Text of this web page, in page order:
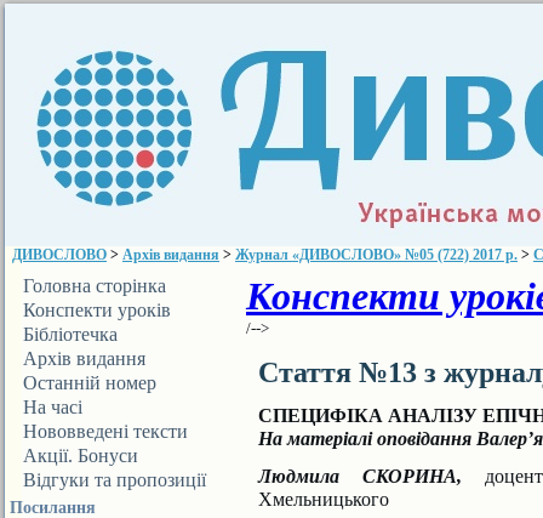
ДИВОСЛОВО > Архів видання > Журнал «ДИВОСЛОВО» №05 (722) 2017 р. >
Головна сторінка
Конспекти уроків
Бібліотечка
ДИВОСЛОВА
Архів видання
Останній номер
На часі
Нововведені тексти
Акції. Бонуси
Відгуки та пропозиції
Посилання
Конспекти
/-->
Стаття №13 з
СПЕЦИФІКА АНАЛІЗУ
На матеріалі оповідання
Людмила СКОРИНА,
Хмельницького